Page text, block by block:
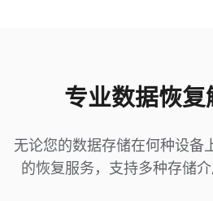
专业数据恢
无论您的数据存储在何种设备
的恢复服务，支持多种存储介